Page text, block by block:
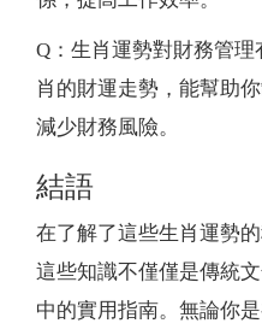
Q：生肖運勢對財務管
肖的財運走勢，能幫助
減少財務風險。
結語
在了解了這些生肖運勢
這些知識不僅僅是傳統
中的實用指南。無論你